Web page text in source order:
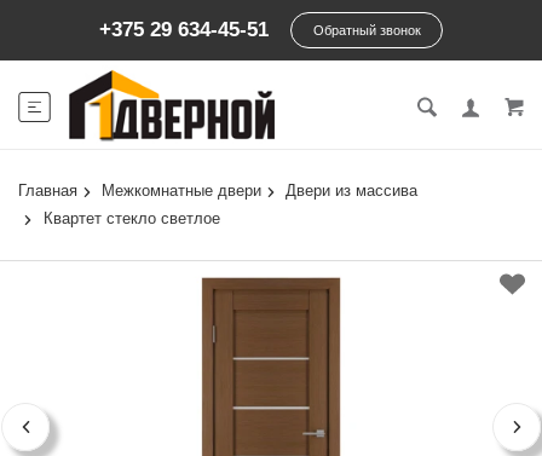
+375 29 634-45-51 Обратный звонок
Главная Межкомнатные двери
Двери из массива
Квартет стекло светлое